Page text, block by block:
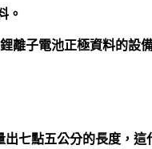
。
離子電池正極資料的設
七點五公分的長度，這